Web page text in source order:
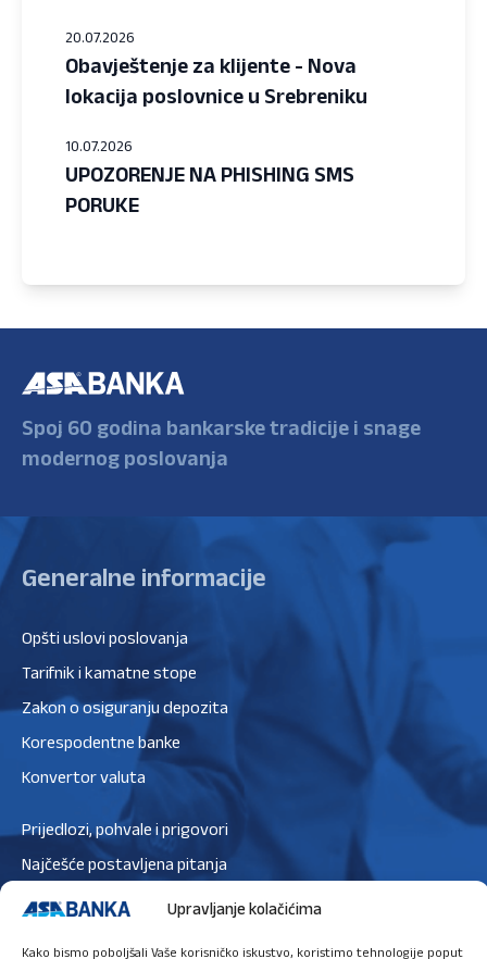
Upravljanje kolačićima
Kako bismo poboljšali Vaše korisničko iskustvo, koristimo tehnologije poput
20.07.2026
Obavještenje za klijente - Nova
lokacija poslovnice u Srebreniku
10.07.2026
UPOZORENJE NA PHISHING SMS
PORUKE
Spoj 60 godina bankarske tradicije i snage
modernog poslovanja
Generalne informacije
Opšti uslovi poslovanja
Tarifnik i kamatne stope
Zakon o osiguranju depozita
Korespodentne banke
Konvertor valuta
Prijedlozi, pohvale i prigovori
Najčešće postavljena pitanja
Zaštita podataka